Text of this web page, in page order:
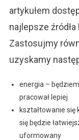
artykułem
najlepsze źródła
Zastosujmy
uzyskamy
energia –
pracował lepiej
kształtowanie się
się będzie
uformowany